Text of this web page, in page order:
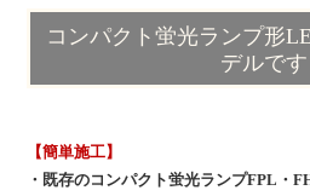
コンパクト蛍光ランプ形
デルです
【簡単施工】
・既存のコンパクト蛍光ランプFPL・